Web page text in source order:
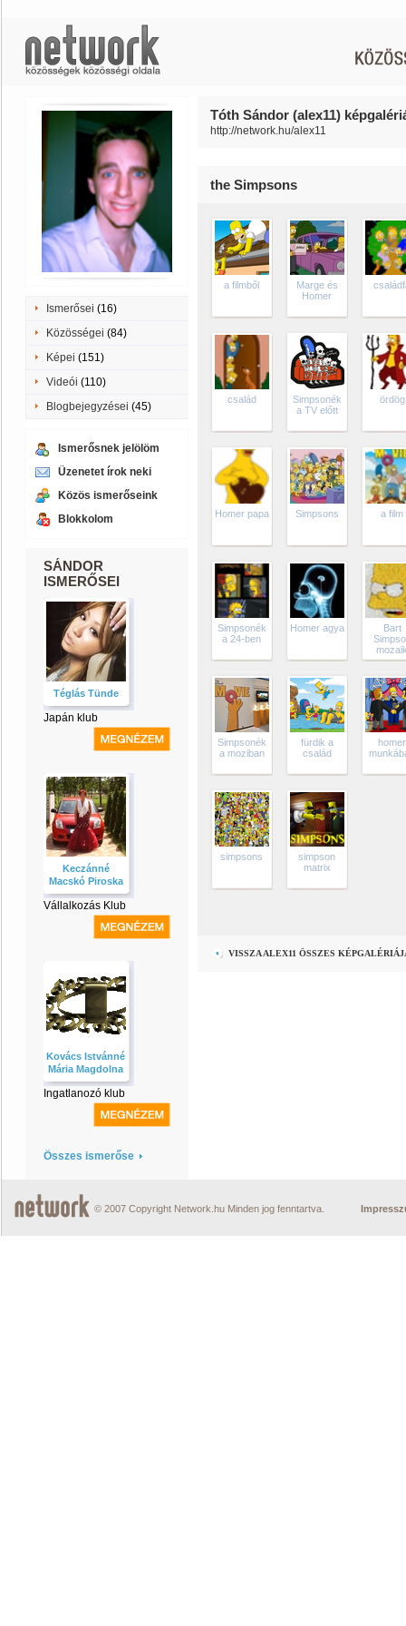
Ismerősei (16)
Közösségei (84)
Képei (151)
Videói (110)
Blogbejegyzései (45)
Ismerősnek jelölöm
Üzenetet írok neki
Közös ismerőseink
Blokkolom
SÁNDOR
ISMERŐSEI
Téglás Tünde
Japán klub
Keczánné
Macskó Piroska
Vállalkozás Klub
Kovács Istvánné
Mária Magdolna
Ingatlanozó klub
Összes ismerőse
Tóth Sándor (alex11)
http://network.hu/alex11
the Simpsons
a filmből
Marge és
Homer
család
Simpsonék
a TV előtt
ördög
Homer papa Simpsons a film
Simpsonék
a 24-ben
Homer agya
Bart
Simpsonék
a moziban
fürdik a
család
homer
simpsons
simpson
matrix
VISSZA ALEX11 ÖSSZES
© 2007 Copyright Network.hu Minden jog fenntartva.